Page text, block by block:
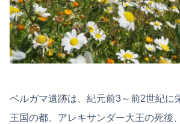
ベルガマ遺跡は、紀元前3～前2世紀に
王国の都。アレキサンダー大王の死後